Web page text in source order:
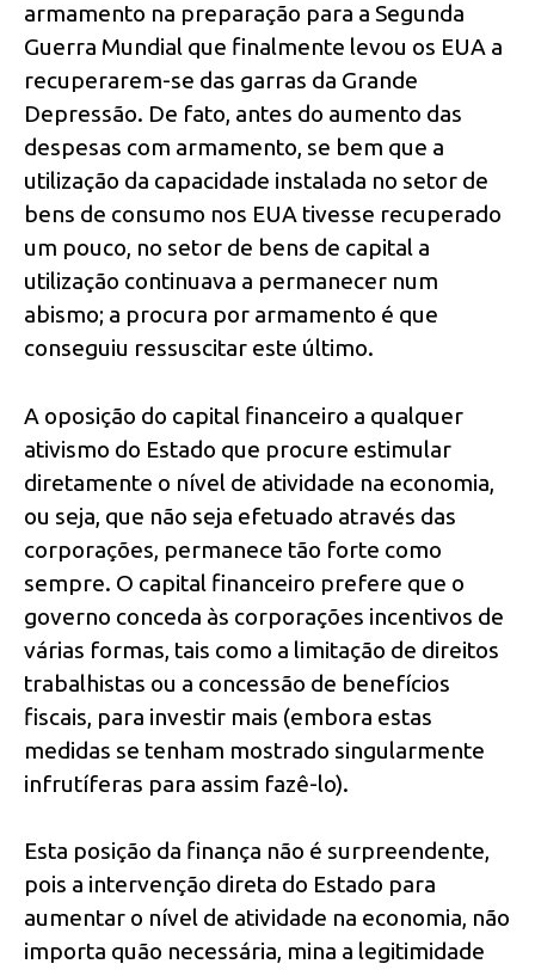
armamento na preparação para a Segunda
Guerra Mundial que finalmente levou os EUA a
recuperarem-se das garras da Grande
Depressão. De fato, antes do aumento das
despesas com armamento, se bem que a
utilização da capacidade instalada no setor de
bens de consumo nos EUA tivesse recuperado
um pouco, no setor de bens de capital a
utilização continuava a permanecer num
abismo; a procura por armamento é que
conseguiu ressuscitar este último.
A oposição do capital financeiro a qualquer
ativismo do Estado que procure estimular
diretamente o nível de atividade na economia,
ou seja, que não seja efetuado através das
corporações, permanece tão forte como
sempre. O capital financeiro prefere que o
governo conceda às corporações incentivos de
várias formas, tais como a limitação de direitos
trabalhistas ou a concessão de benefícios
fiscais, para investir mais (embora estas
medidas se tenham mostrado singularmente
infrutíferas para assim fazê-lo).
Esta posição da finança não é surpreendente,
pois a intervenção direta do Estado para
aumentar o nível de atividade na economia, não
importa quão necessária, mina a legitimidade